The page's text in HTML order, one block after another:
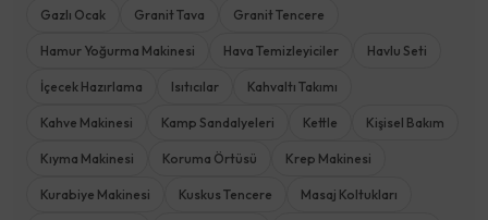
Gazlı Ocak Granit Tava Granit Tencere
Hamur Yoğurma Makinesi Hava Temizleyiciler Havlu Seti
İçecek Hazırlama Isıtıcılar Kahvaltı Takımı
Kahve Makinesi Kamp Sandalyeleri Kettle Kişisel Bakım
Kıyma Makinesi Koruma Örtüsü Krep Makinesi
Kurabiye Makinesi Kuskus Tencere Masaj Koltukları